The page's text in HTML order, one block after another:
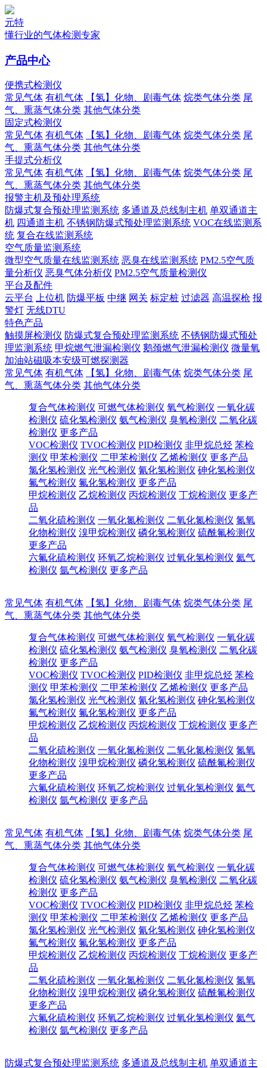
元特
懂行业的气体检测专家
产品中心
便携式检测仪
常见气体 有机气体 【氢】化物、剧毒气体 烷类气体分类 尾
气、熏蒸气体分类 其他气体分类
固定式检测仪
常见气体 有机气体 【氢】化物、剧毒气体 烷类气体分类 尾
气、熏蒸气体分类 其他气体分类
手提式分析仪
常见气体 有机气体 【氢】化物、剧毒气体 烷类气体分类 尾
气、熏蒸气体分类 其他气体分类
报警主机及预处理系统
防爆式复合预处理监测系统 多通道及总线制主机 单双通道主
机 四通道主机 不锈钢防爆式预处理监测系统 VOC在线监测系
统 复合在线监测系统
空气质量监测系统
微型空气质量在线监测系统 恶臭在线监测系统 PM2.5空气质
量分析仪 恶臭气体分析仪 PM2.5空气质量检测仪
平台及配件
云平台 上位机 防爆平板 中继 网关 标定桩 过滤器 高温探枪 报
警灯 无线DTU
特色产品
触摸屏检测仪 防爆式复合预处理监测系统 不锈钢防爆式预处
理监测系统 甲烷燃气泄漏检测仪 鹅颈燃气泄漏检测仪 微量氧
加油站磁吸本安级可燃探测器
常见气体 有机气体 【氢】化物、剧毒气体 烷类气体分类 尾
气、熏蒸气体分类 其他气体分类
复合气体检测仪 可燃气体检测仪 氧气检测仪 一氧化碳
检测仪 硫化氢检测仪 氨气检测仪 臭氧检测仪 二氧化碳
检测仪 更多产品
VOC检测仪 TVOC检测仪 PID检测仪 非甲烷总烃 苯检
测仪 甲苯检测仪 二甲苯检测仪 乙烯检测仪 更多产品
氯化氢检测仪 光气检测仪 氰化氢检测仪 砷化氢检测仪
氟气检测仪 氟化氢检测仪 更多产品
甲烷检测仪 乙烷检测仪 丙烷检测仪 丁烷检测仪 更多产
品
二氧化硫检测仪 一氧化氮检测仪 二氧化氮检测仪 氮氧
化物检测仪 溴甲烷检测仪 磷化氢检测仪 硫酰氟检测仪
更多产品
六氟化硫检测仪 环氧乙烷检测仪 过氧化氢检测仪 氦气
检测仪 氩气检测仪 更多产品
常见气体 有机气体 【氢】化物、剧毒气体 烷类气体分类 尾
气、熏蒸气体分类 其他气体分类
复合气体检测仪 可燃气体检测仪 氧气检测仪 一氧化碳
检测仪 硫化氢检测仪 氨气检测仪 臭氧检测仪 二氧化碳
检测仪 更多产品
VOC检测仪 TVOC检测仪 PID检测仪 非甲烷总烃 苯检
测仪 甲苯检测仪 二甲苯检测仪 乙烯检测仪 更多产品
氯化氢检测仪 光气检测仪 氰化氢检测仪 砷化氢检测仪
氟气检测仪 氟化氢检测仪 更多产品
甲烷检测仪 乙烷检测仪 丙烷检测仪 丁烷检测仪 更多产
品
二氧化硫检测仪 一氧化氮检测仪 二氧化氮检测仪 氮氧
化物检测仪 溴甲烷检测仪 磷化氢检测仪 硫酰氟检测仪
更多产品
六氟化硫检测仪 环氧乙烷检测仪 过氧化氢检测仪 氦气
检测仪 氩气检测仪 更多产品
常见气体 有机气体 【氢】化物、剧毒气体 烷类气体分类 尾
气、熏蒸气体分类 其他气体分类
复合气体检测仪 可燃气体检测仪 氧气检测仪 一氧化碳
检测仪 硫化氢检测仪 氨气检测仪 臭氧检测仪 二氧化碳
检测仪 更多产品
VOC检测仪 TVOC检测仪 PID检测仪 非甲烷总烃 苯检
测仪 甲苯检测仪 二甲苯检测仪 乙烯检测仪 更多产品
氯化氢检测仪 光气检测仪 氰化氢检测仪 砷化氢检测仪
氟气检测仪 氟化氢检测仪 更多产品
甲烷检测仪 乙烷检测仪 丙烷检测仪 丁烷检测仪 更多产
品
二氧化硫检测仪 一氧化氮检测仪 二氧化氮检测仪 氮氧
化物检测仪 溴甲烷检测仪 磷化氢检测仪 硫酰氟检测仪
更多产品
六氟化硫检测仪 环氧乙烷检测仪 过氧化氢检测仪 氦气
检测仪 氩气检测仪 更多产品
防爆式复合预处理监测系统 多通道及总线制主机 单双通道主